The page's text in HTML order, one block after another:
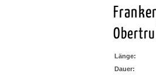
Länge:
Dauer: